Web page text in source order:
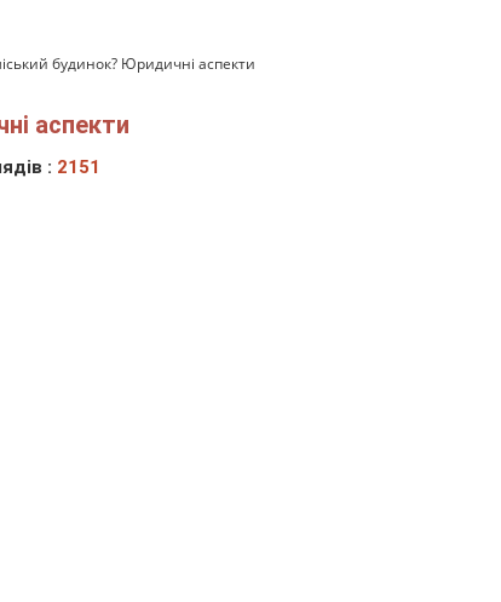
будинок? Юридичні аспекти
аспекти
: 2151